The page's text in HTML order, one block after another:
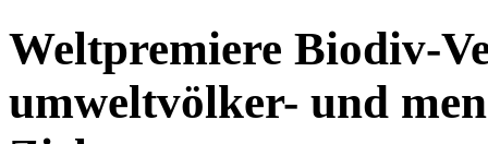
Weltpremiere Biodiv-
umweltvölker- und